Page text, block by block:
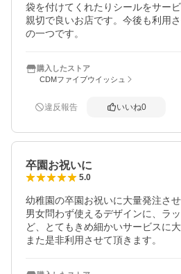
袋を付けてくれたりシールをサー
親切で良いお店です。今後も利用
の一つです。
購入したストア
CDMファイブウイッシュ
違反報告 いいね0
卒園お祝いに
5.0
幼稚園の卒園お祝いに大量発注させ
男女問わず使えるデザインに、ラ
ど、とてもきめ細かいサービスに大
また是非利用させて頂きます。